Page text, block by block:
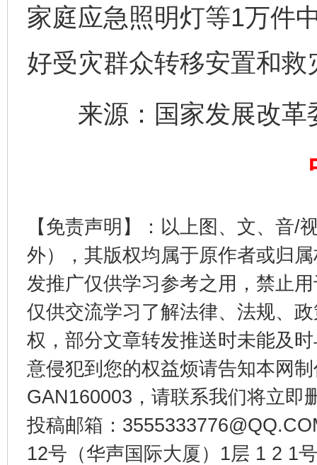
家庭应急照明灯等1万件
好受灾群众转移安置和救
来源：国家发展改革
【免责声明】：以上图、文、音/
外），其版权均属于原作者或归
发推广仅供学习参考之用，禁止
仅供交流学习了解法律、法规、
权，部分文章转发推送时未能及
意侵犯到您的权益烦请告知本网
GAN160003，请联系我们将立即
投稿邮箱：
12号（华声国际大厦）1层 1 2 1
东山县通报“牛蛙产品抗生素超标问题” 法